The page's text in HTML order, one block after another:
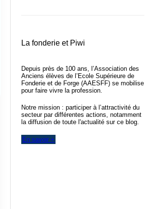
La fonderie et Piwi
Depuis près de 100 ans, l’Association des
Anciens élèves de l’Ecole Supérieure de
Fonderie et de Forge (AAESFF) se mobilise
pour faire vivre la profession.
Notre mission : participer à l’attractivité du
secteur par différentes actions, notamment
la diffusion de toute l'actualité sur ce blog.
En savoir +